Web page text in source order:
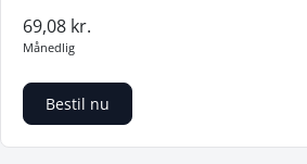
69,08 kr.
Månedlig
Bestil nu